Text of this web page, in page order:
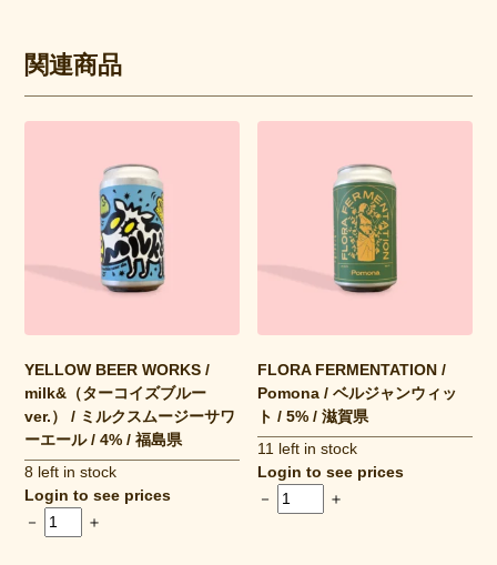
関連商品
YELLOW BEER WORKS /
milk&（ターコイズブルー
ver.） / ミルクスムージーサワ
ーエール / 4% / 福島県
8 left in stock
Login to see prices
－
＋
FLORA FERMENTATION /
Pomona / ベルジャンウィッ
ト / 5% / 滋賀県
11 left in stock
Login to see prices
－
＋